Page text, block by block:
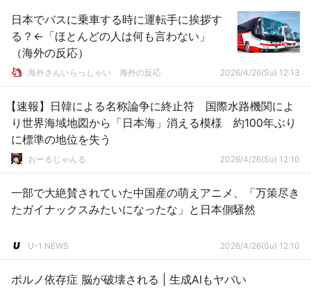
日本でバスに乗車する時に運転手に挨拶す
る？←「ほとんどの人は何も言わない」
（海外の反応）
海外さんいらっしゃい 海外の反応 2026/4/26(Su) 12:13
【速報】日韓による名称論争に終止符 国際水路機関によ
り世界海域地図から「日本海」消える模様 約100年ぶり
に標準の地位を失う
おーるじゃんる 2026/4/26(Su) 12:10
一部で大絶賛されていた中国産の萌えアニメ、「万策尽き
たガイナックスみたいになったな」と日本側騒然
U-1 NEWS 2026/4/26(Su) 12:10
ポルノ依存症 脳が破壊される | 生成AIもヤバい